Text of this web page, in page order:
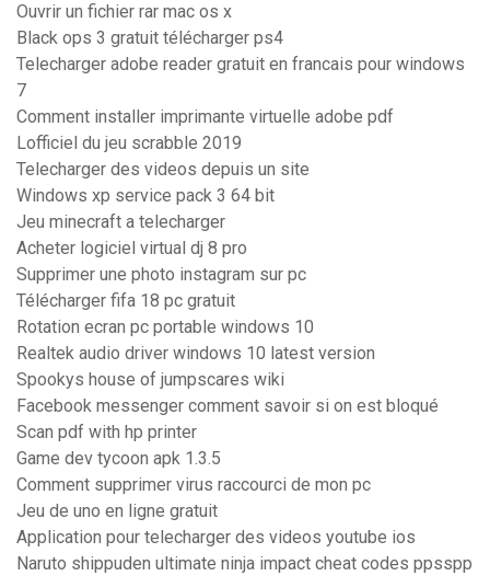
Ouvrir un fichier rar mac os x
Black ops 3 gratuit télécharger ps4
Telecharger adobe reader gratuit en francais pour windows
7
Comment installer imprimante virtuelle adobe pdf
Lofficiel du jeu scrabble 2019
Telecharger des videos depuis un site
Windows xp service pack 3 64 bit
Jeu minecraft a telecharger
Acheter logiciel virtual dj 8 pro
Supprimer une photo instagram sur pc
Télécharger fifa 18 pc gratuit
Rotation ecran pc portable windows 10
Realtek audio driver windows 10 latest version
Spookys house of jumpscares wiki
Facebook messenger comment savoir si on est bloqué
Scan pdf with hp printer
Game dev tycoon apk 1.3.5
Comment supprimer virus raccourci de mon pc
Jeu de uno en ligne gratuit
Application pour telecharger des videos youtube ios
Naruto shippuden ultimate ninja impact cheat codes ppsspp